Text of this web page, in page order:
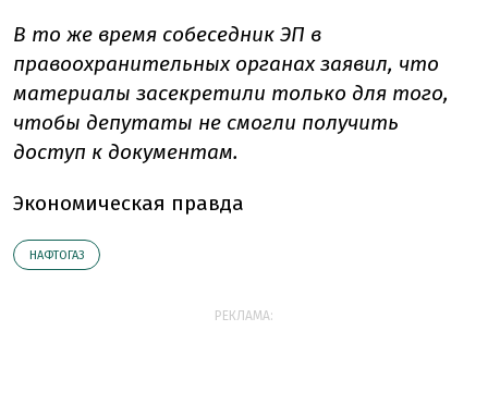
В то же время собеседник ЭП в
правоохранительных органах заявил, что
материалы засекретили только для того,
чтобы депутаты не смогли получить
доступ к документам.
Экономическая правда
НАФТОГАЗ
РЕКЛАМА: